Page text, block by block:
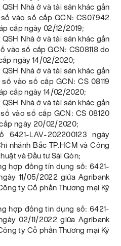
Nhà ở và tài sản khác gắn
vào số cấp GCN: CS07942
cấp ngày 02/12/2019;
Nhà ở và tài sản khác gắn
vào số cấp GCN: CS08118 do
ngày 14/02/2020;
Nhà ở và tài sản khác gắn
vào số cấp GCN: CS 08119
cấp ngày 14/02/2020;
Nhà ở và tài sản khác gắn
vào số cấp GCN: CS 08120
ngày 20/02/2020;
LAV-202200123 ngày
nhánh Bắc TP.HCM và Công
và Đầu tư Sài Gòn;
hợp đồng tín dụng số: 6421-
11/05/2022 giữa Agribank
ty Cổ phần Thương mại Kỹ
hợp đồng tin dụng số: 6421-
02/11/2022 giữa Agribank
ty Cổ phần Thương mại Kỹ